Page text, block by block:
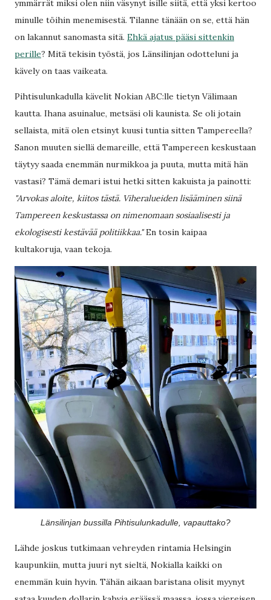
ymmärrät miksi olen niin väsynyt isille siitä, että yksi kertoo
minulle töihin menemisestä. Tilanne tänään on se, että hän
on lakannut sanomasta sitä. Ehkä ajatus pääsi sittenkin
perille? Mitä tekisin työstä, jos Länsilinjan odotteluni ja
kävely on taas vaikeata.
Pihtisulunkadulla kävelit Nokian ABC:lle tietyn Välimaan
kautta. Ihana asuinalue, metsäsi oli kaunista. Se oli jotain
sellaista, mitä olen etsinyt kuusi tuntia sitten Tampereella?
Sanon muuten siellä demareille, että Tampereen keskustaan
täytyy saada enemmän nurmikkoa ja puuta, mutta mitä hän
vastasi? Tämä demari istui hetki sitten kakuista ja painotti:
"Arvokas aloite, kiitos tästä. Viheralueiden lisääminen siinä
Tampereen keskustassa on nimenomaan sosiaalisesti ja
ekologisesti kestävää politiikkaa."En tosin kaipaa
kultakoruja, vaan tekoja.
Länsilinjan bussilla Pihtisulunkadulle, vapauttako?
Lähde joskus tutkimaan vehreyden rintamia Helsingin
kaupunkiin, mutta juuri nyt sieltä, Nokialla kaikki on
enemmän kuin hyvin. Tähän aikaan baristana olisit myynyt